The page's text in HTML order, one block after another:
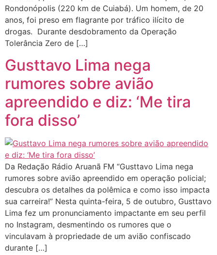
Rondonópolis (220 km de Cuiabá). Um homem, de 20
anos, foi preso em flagrante por tráfico ilícito de
drogas. Durante desdobramento da Operação
Tolerância Zero de […]
Gusttavo Lima nega
rumores sobre avião
apreendido e diz: ‘Me tira
fora disso’
Da Redação Rádio Aruanã FM “Gusttavo Lima nega
rumores sobre avião apreendido em operação policial;
descubra os detalhes da polêmica e como isso impacta
sua carreira!” Nesta quinta-feira, 5 de outubro, Gusttavo
Lima fez um pronunciamento impactante em seu perfil
no Instagram, desmentindo os rumores que o
vinculavam à propriedade de um avião confiscado
durante […]